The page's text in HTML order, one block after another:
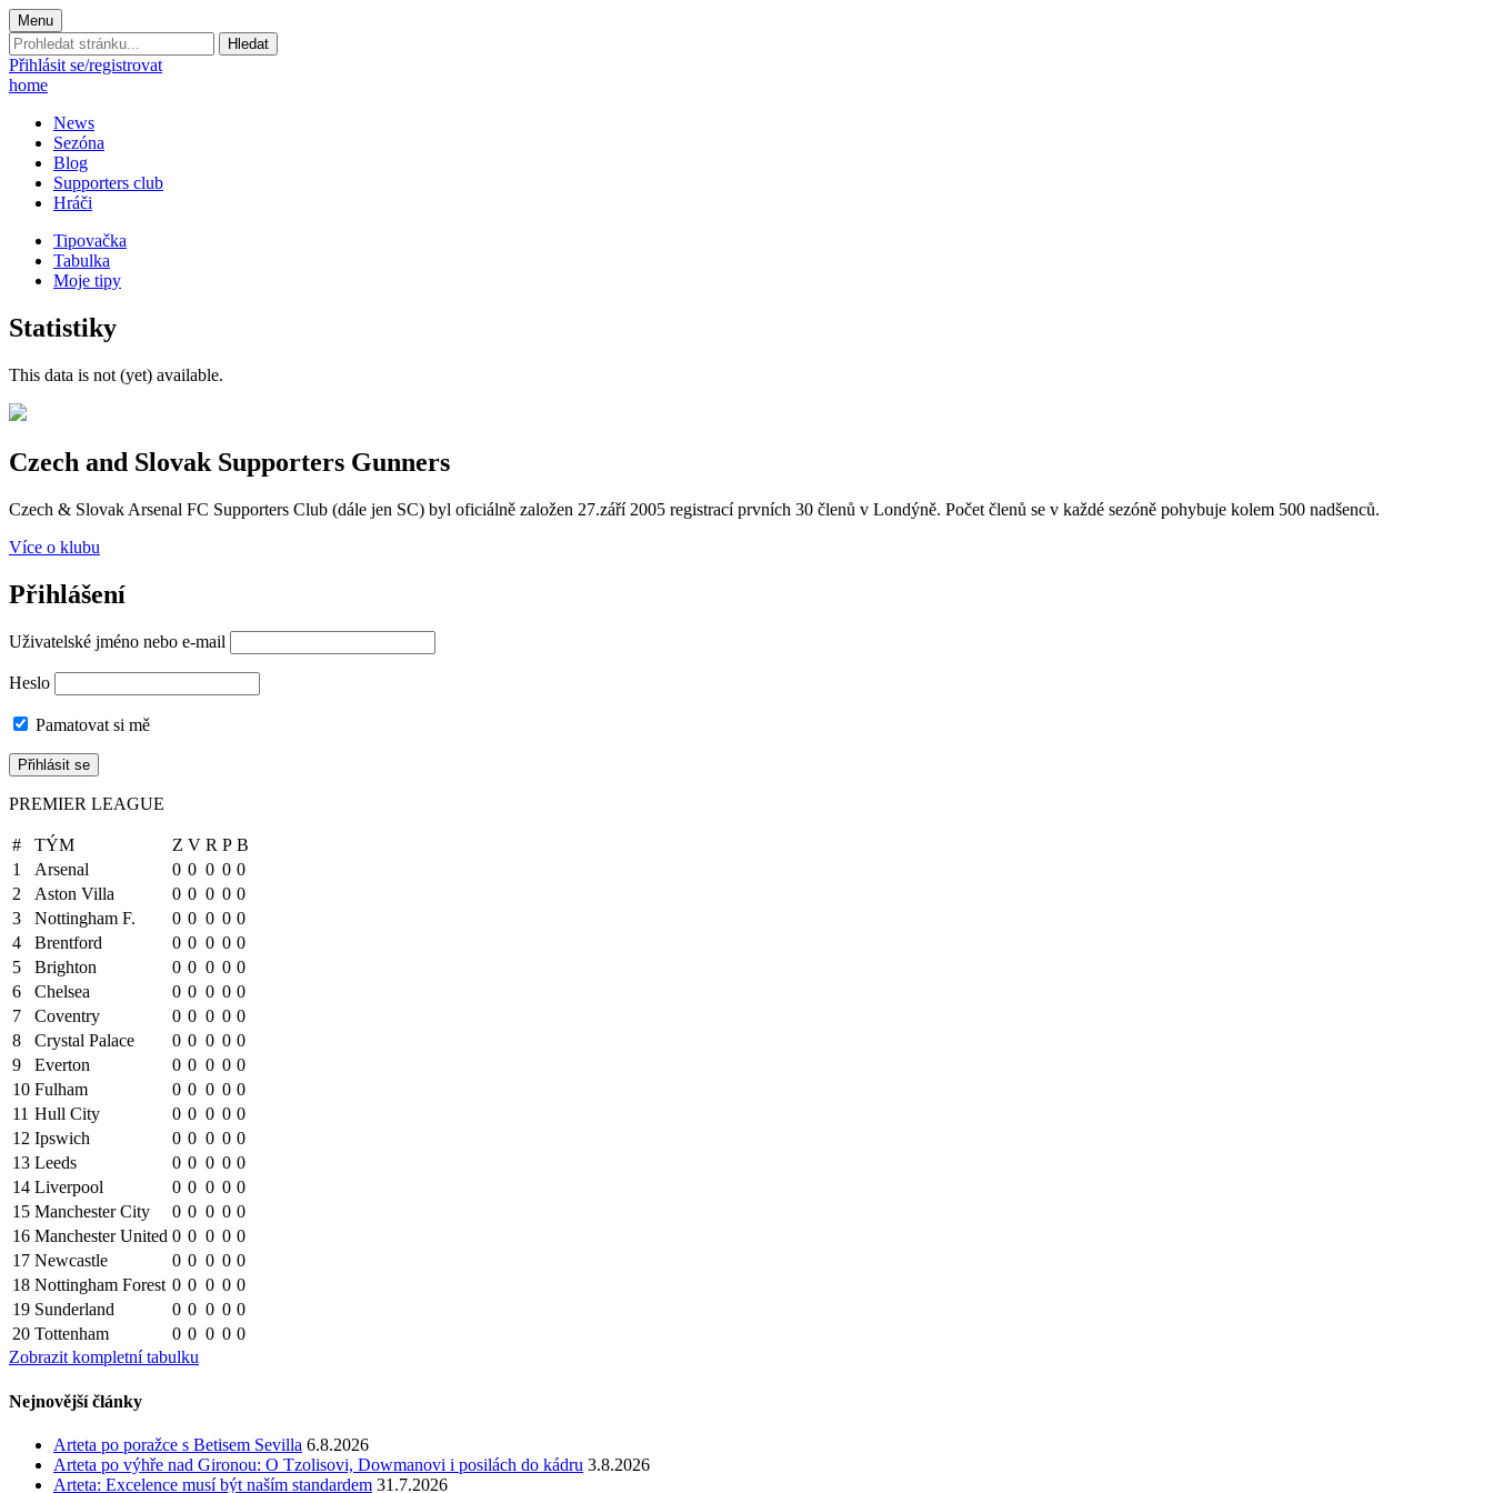
Menu
Prohledat
stránku:
Přihlásit se/registrovat
home
News
Sezóna
Blog
Supporters club
Hráči
Tipovačka
Tabulka
Moje tipy
Statistiky
This data is not (yet) available.
Czech and Slovak Supporters Gunners
Czech & Slovak Arsenal FC Supporters Club (dále jen SC) byl oficiálně založen 27.září 2005 registrací prvních 30 členů v Londýně. Počet členů se v každé sezóně pohybuje kolem 500 nadšenců.
Více o klubu
Přihlášení
Uživatelské jméno nebo e-mail
Heslo
Pamatovat si mě
PREMIER LEAGUE
# TÝM Z V R P B
1
Arsenal 0 0 0 0 0
2
Aston Villa 0 0 0 0 0
3
Nottingham F. 0 0 0 0 0
4
Brentford 0 0 0 0 0
5
Brighton 0 0 0 0 0
6
Chelsea 0 0 0 0 0
7
Coventry 0 0 0 0 0
8
Crystal Palace 0 0 0 0 0
9
Everton 0 0 0 0 0
10 Fulham 0 0 0 0 0
11 Hull City 0 0 0 0 0
12 Ipswich 0 0 0 0 0
13 Leeds 0 0 0 0 0
14 Liverpool 0 0 0 0 0
15 Manchester City 0 0 0 0 0
16 Manchester United 0 0 0 0 0
17 Newcastle 0 0 0 0 0
18 Nottingham Forest 0 0 0 0 0
19 Sunderland 0 0 0 0 0
20 Tottenham 0 0 0 0 0
Zobrazit kompletní tabulku
Nejnovější články
Arteta po poražce s Betisem Sevilla 6.8.2026
Arteta po výhře nad Gironou: O Tzolisovi, Dowmanovi i posilách do kádru 3.8.2026
Arteta: Excelence musí být naším standardem 31.7.2026